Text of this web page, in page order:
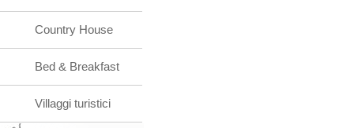
Country House
Bed & Breakfast
Villaggi turistici